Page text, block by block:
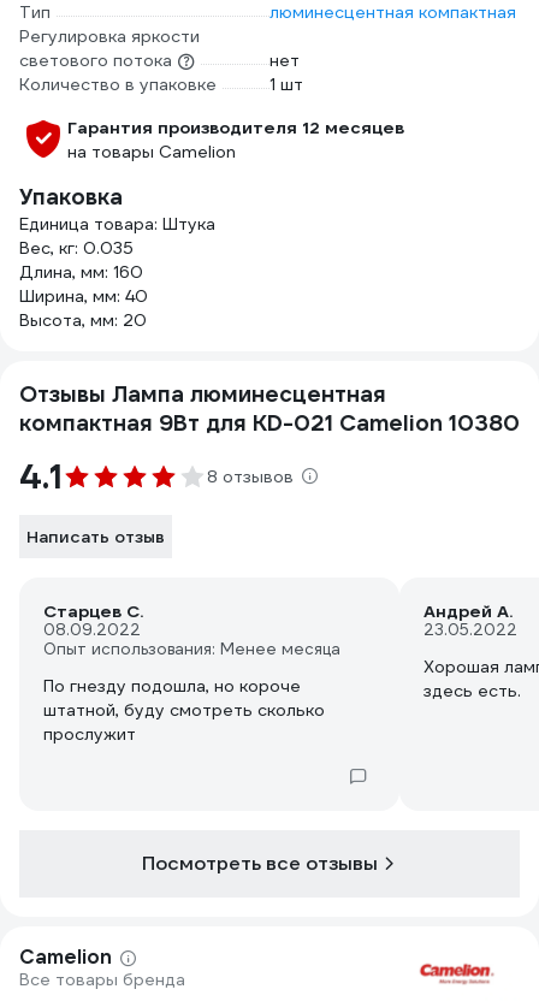
Тип
люминесцентная компактная
Регулировка яркости
светового потока
нет
Количество в упаковке
1 шт
Гарантия производителя 12 месяцев
на товары Camelion
Упаковка
Единица товара: Штука
Вес, кг: 0.035
Длина, мм: 160
Ширина, мм: 40
Высота, мм: 20
Отзывы Лампа люминесцентная
компактная 9Вт для KD-021 Camelion 10380
4.1 8 отзывов
Написать отзыв
Старцев С.
08.09.2022
Опыт использования: Менее месяца
По гнезду подошла, но короче
штатной, буду смотреть сколько
прослужит
Андрей А.
23.05.2022
Хорошая
здесь есть.
Посмотреть все отзывы
Camelion
Все товары бренда